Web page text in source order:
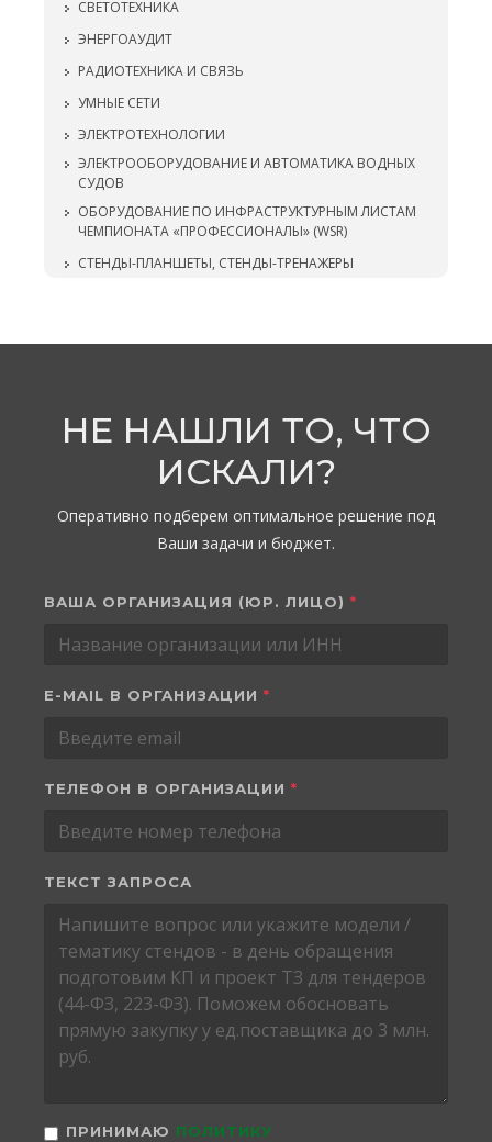
СВЕТОТЕХНИКА
ЭНЕРГОАУДИТ
РАДИОТЕХНИКА И СВЯЗЬ
УМНЫЕ СЕТИ
ЭЛЕКТРОТЕХНОЛОГИИ
ЭЛЕКТРООБОРУДОВАНИЕ И АВТОМАТИКА ВОДНЫХ
СУДОВ
ОБОРУДОВАНИЕ ПО ИНФРАСТРУКТУРНЫМ ЛИСТАМ
ЧЕМПИОНАТА «ПРОФЕССИОНАЛЫ» (WSR)
СТЕНДЫ-ПЛАНШЕТЫ, СТЕНДЫ-ТРЕНАЖЕРЫ
НЕ НАШЛИ ТО, ЧТО
ИСКАЛИ?
Оперативно подберем оптимальное решение под
Ваши задачи и бюджет.
ВАША ОРГАНИЗАЦИЯ (ЮР. ЛИЦО) *
E-MAIL В ОРГАНИЗАЦИИ *
ТЕЛЕФОН В ОРГАНИЗАЦИИ *
ТЕКСТ ЗАПРОСА
ПРИНИМАЮ ПОЛИТИКУ